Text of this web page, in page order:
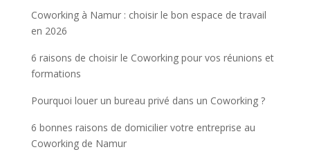
Coworking à Namur : choisir le bon espace de travail
en 2026
6 raisons de choisir le Coworking pour vos réunions et
formations
Pourquoi louer un bureau privé dans un Coworking ?
6 bonnes raisons de domicilier votre entreprise au
Coworking de Namur